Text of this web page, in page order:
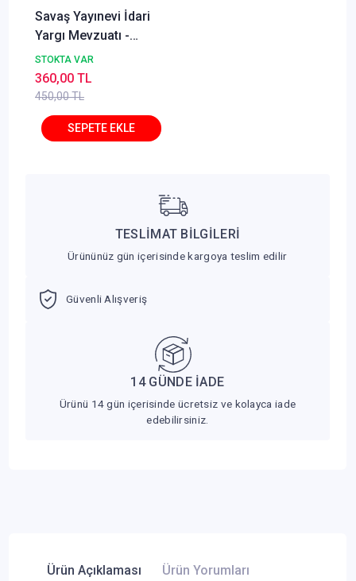
Savaş Yayınevi İdari
Yargı Mevzuatı -
Bahtiyar Akyılmaz,
Cemil Kaya, Murat
Sezginer
STOKTA VAR
450,00 TL
360,00 TL
TESLİMAT BİLGİLERİ
Ürününüz gün içerisinde kargoya teslim edilir
Güvenli Alışveriş
14 GÜNDE İADE
Ürünü 14 gün içerisinde ücretsiz ve kolayca iade
edebilirsiniz.
Ürün Açıklaması Ürün Yorumları